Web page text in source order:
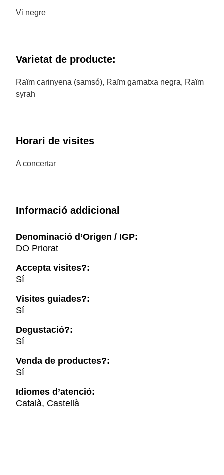
Vi negre
Varietat de producte:
Raïm carinyena (samsó), Raïm garnatxa negra, Raïm
syrah
Horari de visites
A concertar
Informació addicional
Denominació d’Origen / IGP:
DO Priorat
Accepta visites?:
Sí
Visites guiades?:
Sí
Degustació?:
Sí
Venda de productes?:
Sí
Idiomes d’atenció:
Català, Castellà